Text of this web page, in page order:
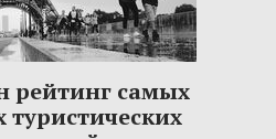
рейтинг самых